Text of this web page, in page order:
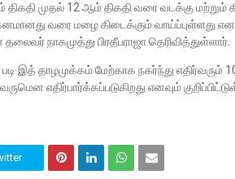
முதல் 12 ஆம் திகதி வரை வடக்கு மற்றும்
கனமானது வரை மழை கிடைக்கும் வாய்ப்புள்ளது
நாகமுத்து பிரதீபராஜா தெரிவித்துள்ளார்.
இத் தாழமுக்கம் மேற்காக நகர்ந்து எதிர்வரும்
எதிர்பார்க்கப்படுகிறது எனவும்